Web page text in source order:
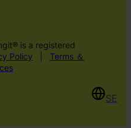
is a registered
Policy
Terms ＆
SE